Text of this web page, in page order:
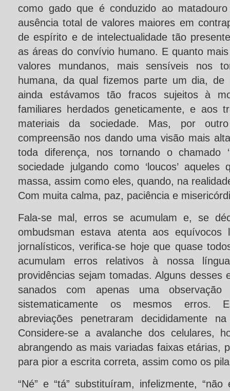
como gado que é conduzido ao
ausência total de valores maiores em
de espírito e de intelectualidade tão
as áreas do convívio humano. E quanto
valores mundanos, mais sensíveis nos
humana, da qual fizemos parte um dia, de
ainda estávamos tão fracos sujeitos à
familiares herdados geneticamente, e aos
materiais da sociedade. Mas, por
compreensão nos dando uma visão mais
toda diferença, nos tornando o chamado
sociedade julgando como ‘loucos’
massa, assim como eles, quando, na
Com muita calma, paz, paciência e
Fala-se mal, erros se acumulam e, se
ombudsman estava atenta aos equívocos
jornalísticos, verifica-se hoje que quase
acumulam erros relativos à nossa
providências sejam tomadas. Alguns desses
sanados com apenas uma observação
sistematicamente os mesmos erros.
abreviações penetraram decididamente
Considere-se a avalanche dos celulares,
abrangendo as mais variadas faixas etárias,
para pior a escrita correta, assim como os
“Né” e “tá” substituíram, infelizmente, “não